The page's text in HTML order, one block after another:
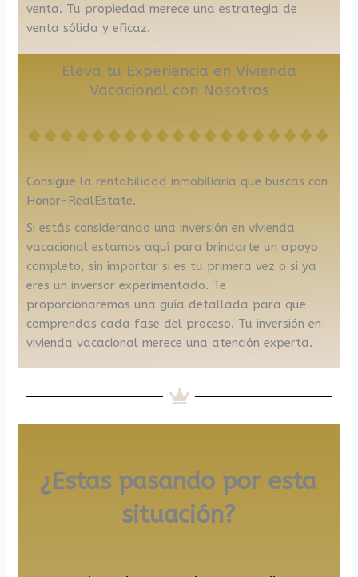
venta. Tu propiedad merece una estrategia de
venta sólida y eficaz.
Eleva tu Experiencia en Vivienda
Vacacional con Nosotros
Consigue la rentabilidad inmobiliaria que buscas con
Honor-RealEstate.
Si estás considerando una inversión en vivienda
vacacional estamos aquí para brindarte un apoyo
completo, sin importar si es tu primera vez o si ya
eres un inversor experimentado. Te
proporcionaremos una guía detallada para que
comprendas cada fase del proceso. Tu inversión en
vivienda vacacional merece una atención experta.
¿Estas pasando por esta
situación?